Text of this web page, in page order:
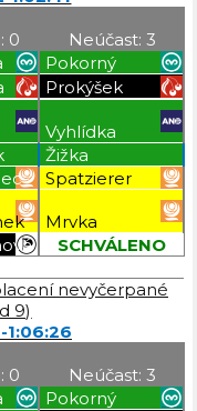
0
Neúčast: 3
Pokorný
Prokýšek
Vyhlídka
Žižka
Spatzierer
Mrvka
SCHVÁLENO
nevyčerpané
9)
1:06:26
0
Neúčast: 3
Pokorný